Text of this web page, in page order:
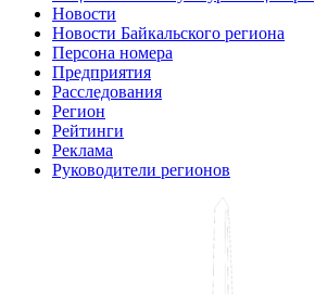
Новости
Новости Байкальского региона
Персона номера
Предприятия
Расследования
Регион
Рейтинги
Реклама
Руководители регионов